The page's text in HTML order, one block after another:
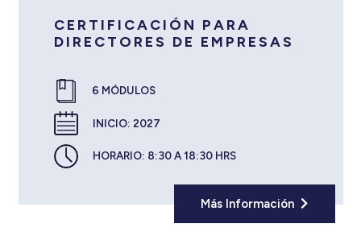
CERTIFICACIÓN PARA
DIRECTORES DE EMPRESAS
6 MÓDULOS
INICIO: 2027
HORARIO: 8:30 A 18:30 HRS
Más Información